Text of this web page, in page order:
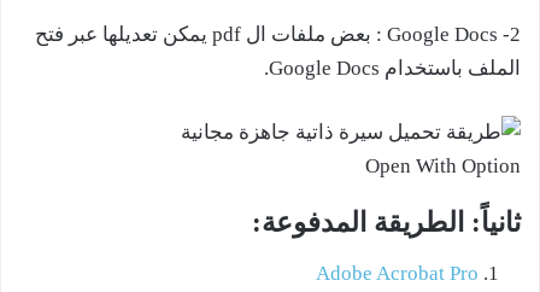
2- Google Docs : بعض ملفات ال pdf يمكن تعديلها عبر فتح
الملف باستخدام Google Docs.
Open With Option
ثانياً: الطريقة المدفوعة:
Adobe Acrobat Pro